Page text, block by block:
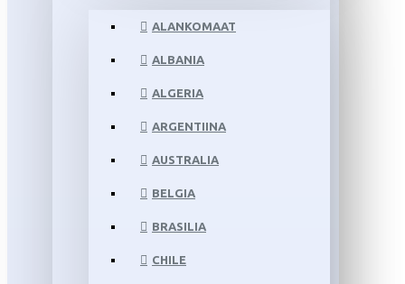
ALANKOMAAT
ALBANIA
ALGERIA
ARGENTIINA
AUSTRALIA
BELGIA
BRASILIA
CHILE